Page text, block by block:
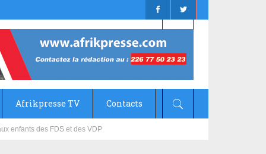
Afrikpresse TV Contacts
enfants des FDS et des VDP